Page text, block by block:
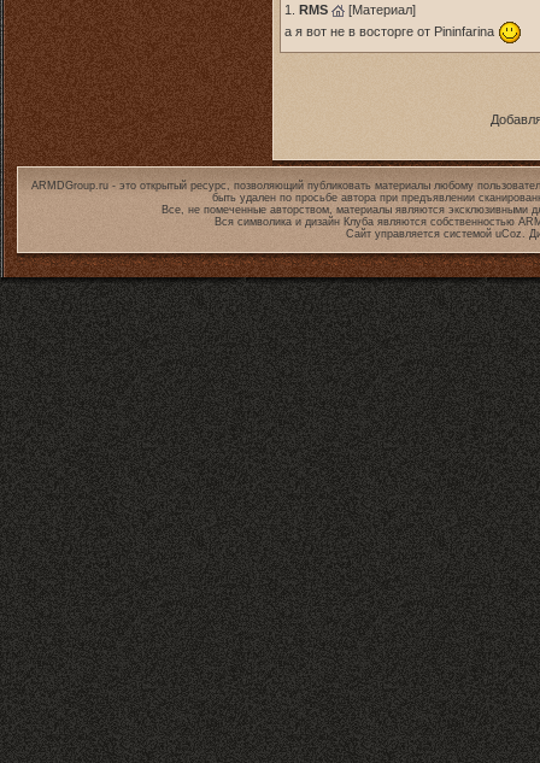
1. RMS [Материал]
а я вот не в восторге от Pininfarina
ARMDGroup.ru - это открытый ресурс, позволяющий публиковать материалы любому
быть удален по просьбе автора при предъявлении
Все, не помеченные авторством, материалы являются эксклюзивными
Вся символика и дизайн Клуба являются собственностью
Сайт управляется системой uCoz.